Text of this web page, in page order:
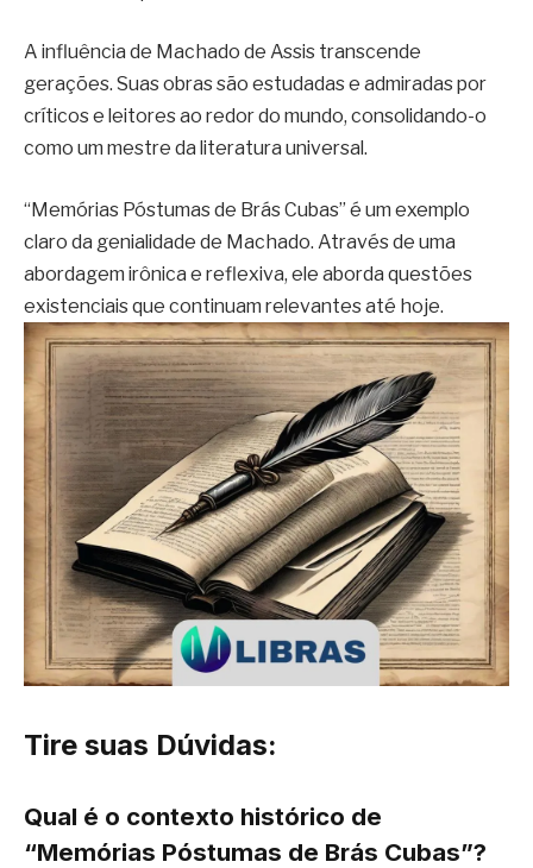
A influência de Machado de Assis transcende
gerações. Suas obras são estudadas e admiradas por
críticos e leitores ao redor do mundo, consolidando-o
como um mestre da literatura universal.
“Memórias Póstumas de Brás Cubas” é um exemplo
claro da genialidade de Machado. Através de uma
abordagem irônica e reflexiva, ele aborda questões
existenciais que continuam relevantes até hoje.
Tire suas Dúvidas:
Qual é o contexto histórico de
“Memórias Póstumas de Brás Cubas”?